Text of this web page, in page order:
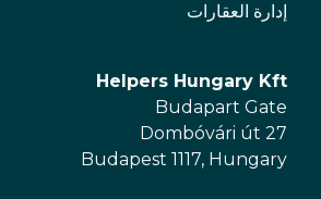
إدارة العقارات
Helpers Hungary Kft
Budapart Gate
Dombóvári út 27
Budapest 1117, Hungary